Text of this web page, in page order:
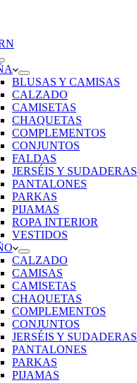
BLUSAS Y CAMISAS
CALZADO
CAMISETAS
CHAQUETAS
COMPLEMENTOS
CONJUNTOS
FALDAS
JERSÉIS Y SUDADERAS
PANTALONES
PARKAS
PIJAMAS
ROPA INTERIOR
VESTIDOS
CALZADO
CAMISAS
CAMISETAS
CHAQUETAS
COMPLEMENTOS
CONJUNTOS
JERSÉIS Y SUDADERAS
PANTALONES
PARKAS
PIJAMAS